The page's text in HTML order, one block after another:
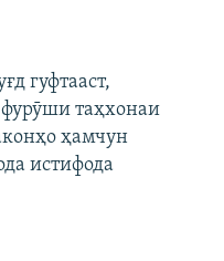
гуфтааст,
таҳхонаи
ҳамчун
истифода